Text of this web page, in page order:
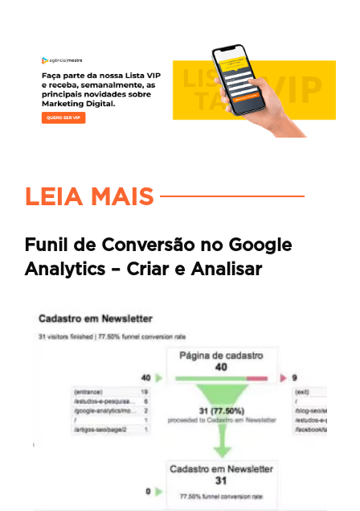
LEIA MAIS
Funil de Conversão no Google
Analytics – Criar e Analisar